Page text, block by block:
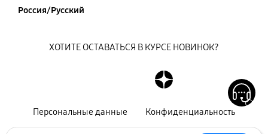
Россия/Русский
Персональные данные Конфиденциальность
ХОТИТЕ ОСТАВАТЬСЯ В КУРСЕ НОВИНОК?